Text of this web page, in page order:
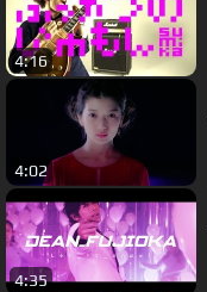
4:16
4:02
4:35